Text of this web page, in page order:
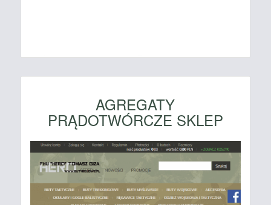
AGREGATY
PRĄDOTWÓRCZE SKLEP